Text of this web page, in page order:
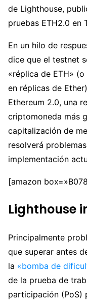
de Lighthouse,
pruebas ETH2.0 en
En un hilo de
dice que el testnet
«réplica de ETH»
en réplicas de
Ethereum 2.0, una
criptomoneda más
capitalización de
resolverá
implementación
[amazon
Lighthouse
Principalmente
que superar antes
la «bomba de
de la prueba de
participación (PoS)